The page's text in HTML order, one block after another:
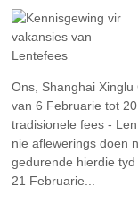
Ons, Shanghai
van 6 Februarie tot
tradisionele fees -
nie aflewerings doen
gedurende hierdie
21 Februarie...